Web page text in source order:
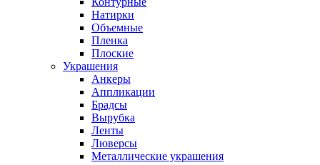
Натирки
Объемные
Пленка
Плоские
Украшения
Анкеры
Аппликации
Брадсы
Вырубка
Ленты
Люверсы
Металлические украшения